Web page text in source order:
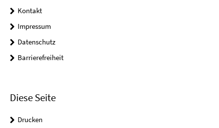
Kontakt
Impressum
Datenschutz
Barrierefreiheit
Diese Seite
Drucken